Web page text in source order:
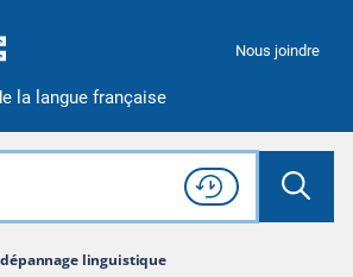
la langue française
Nous joindre
Rechercher dans tout le site
Lancer
Consulter l'
Historique
de recherche
linguistique
terminologique